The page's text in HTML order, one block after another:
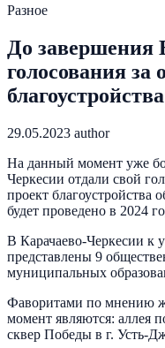
Разное
До завершения
голосования за
29.05.2023 author
На данный момент уже
Черкесии отдали свой
проект благоустройства
будет проведено в 2024
В Карачаево-Черкесии к
представлены 9
муниципальных
Фаворитами по мнению
момент являются: аллея
сквер Победы в г. Усть-